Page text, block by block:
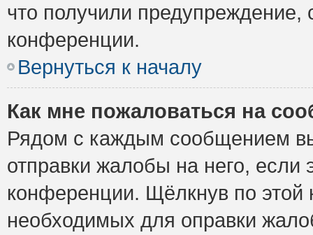
что получили предупреждение,
конференции.
Вернуться к началу
Как мне пожаловаться на
Рядом с каждым сообщением
отправки жалобы на него,
конференции. Щёлкнув по этой
необходимых для оправки